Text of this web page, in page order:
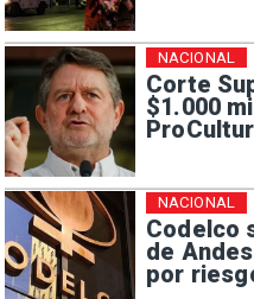
Corte
$1.000
NACIONAL
Codelco
de
por
NACIONAL